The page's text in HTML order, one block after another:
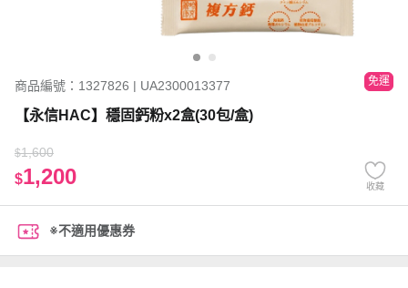
商品編號：1327826 | UA2300013377 免運
【永信HAC】穩固鈣粉x2盒(30包/盒)
$1,600
$1,200 收藏
※不適用優惠券